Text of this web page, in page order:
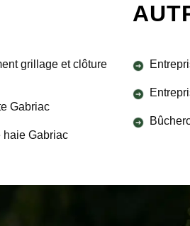
grillage et clôture
Gabriac
haie Gabriac